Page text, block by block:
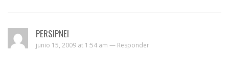
PERSIPNEI
junio 15, 2009 at 1:54 am — Responder